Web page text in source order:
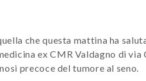
che questa mattina ha
ex CMR Valdagno di via
precoce del tumore al seno.